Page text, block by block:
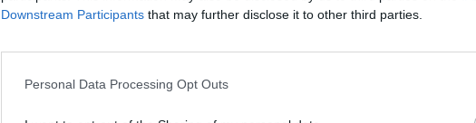
Downstream Participants that may further disclose it to other third parties.
Personal Data Processing Opt Outs